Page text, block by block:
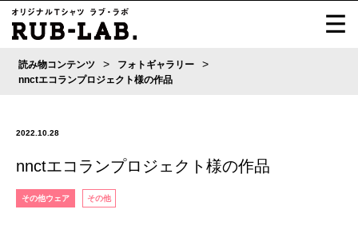
読み物コンテンツ > フォトギャラリー >
nnctエコランプロジェクト様の作品
2022.10.28
nnctエコランプロジェクト様の作品
その他ウェア その他